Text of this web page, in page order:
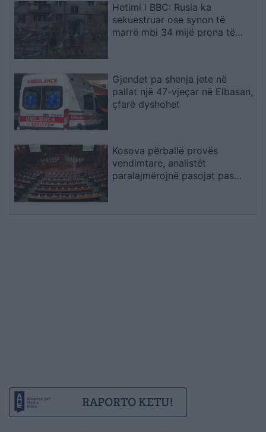
Hetimi i BBC: Rusia ka
sekuestruar ose synon të
marrë mbi 34 mijë prona të
Gjendet pa shenja jete në
pallat një 47-vjeçar në Elbasan,
çfarë dyshohet
Kosova përballë provës
vendimtare, analistët
paralajmërojnë pasojat pas